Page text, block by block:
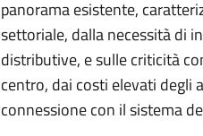
panorama esistente,
settoriale, dalla necessità di
distributive, e sulle criticità
centro, dai costi elevati degli
connessione con il sistema